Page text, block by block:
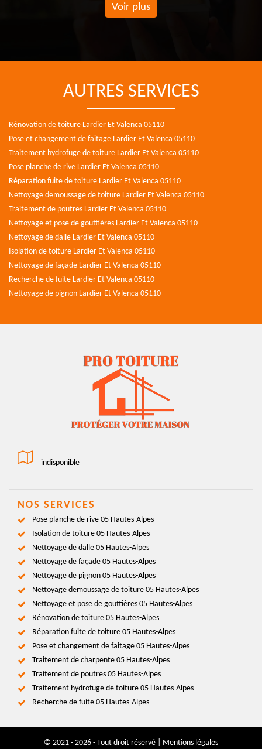
Voir plus
AUTRES SERVICES
Rénovation de toiture Lardier Et Valenca 05110
Pose et changement de faitage Lardier Et Valenca 05110
Traitement hydrofuge de toiture Lardier Et Valenca 05110
Pose planche de rive Lardier Et Valenca 05110
Réparation fuite de toiture Lardier Et Valenca 05110
Nettoyage demoussage de toiture Lardier Et Valenca 05110
Traitement de poutres Lardier Et Valenca 05110
Nettoyage et pose de gouttières Lardier Et Valenca 05110
Nettoyage de dalle Lardier Et Valenca 05110
Isolation de toiture Lardier Et Valenca 05110
Nettoyage de façade Lardier Et Valenca 05110
Recherche de fuite Lardier Et Valenca 05110
Nettoyage de pignon Lardier Et Valenca 05110
indisponible
NOS SERVICES
Pose planche de rive 05 Hautes-Alpes
Isolation de toiture 05 Hautes-Alpes
Nettoyage de dalle 05 Hautes-Alpes
Nettoyage de façade 05 Hautes-Alpes
Nettoyage de pignon 05 Hautes-Alpes
Nettoyage demoussage de toiture 05 Hautes-Alpes
Nettoyage et pose de gouttières 05 Hautes-Alpes
Rénovation de toiture 05 Hautes-Alpes
Réparation fuite de toiture 05 Hautes-Alpes
Pose et changement de faitage 05 Hautes-Alpes
Traitement de charpente 05 Hautes-Alpes
Traitement de poutres 05 Hautes-Alpes
Traitement hydrofuge de toiture 05 Hautes-Alpes
Recherche de fuite 05 Hautes-Alpes
© 2021 - 2026 - Tout droit réservé | Mentions légales